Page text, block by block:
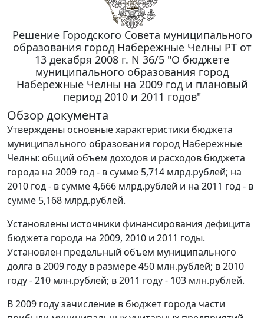
Решение Городского Совета муниципального
образования город Набережные Челны РТ от
13 декабря 2008 г. N 36/5 "О бюджете
муниципального образования город
Набережные Челны на 2009 год и плановый
период 2010 и 2011 годов"
Обзор документа
Утверждены основные характеристики бюджета
муниципального образования город Набережные
Челны: общий объем доходов и расходов бюджета
города на 2009 год - в сумме 5,714 млрд.рублей; на
2010 год - в сумме 4,666 млрд.рублей и на 2011 год - в
сумме 5,168 млрд.рублей.
Установлены источники финансирования дефицита
бюджета города на 2009, 2010 и 2011 годы.
Установлен предельный объем муниципального
долга в 2009 году в размере 450 млн.рублей; в 2010
году - 210 млн.рублей; в 2011 году - 103 млн.рублей.
В 2009 году зачисление в бюджет города части